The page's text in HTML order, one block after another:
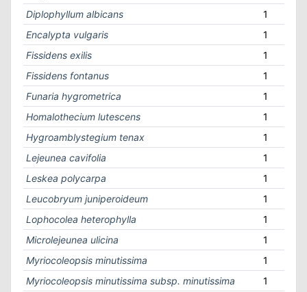
Diplophyllum albicans
1
Encalypta vulgaris
1
Fissidens exilis
1
Fissidens fontanus
1
Funaria hygrometrica
1
Homalothecium lutescens
1
Hygroamblystegium tenax
1
Lejeunea cavifolia
1
Leskea polycarpa
1
Leucobryum juniperoideum
1
Lophocolea heterophylla
1
Microlejeunea ulicina
1
Myriocoleopsis minutissima
1
Myriocoleopsis minutissima subsp. minutissima
1